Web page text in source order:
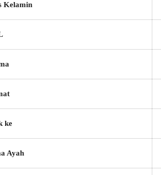
Kelamin
ke
Ayah